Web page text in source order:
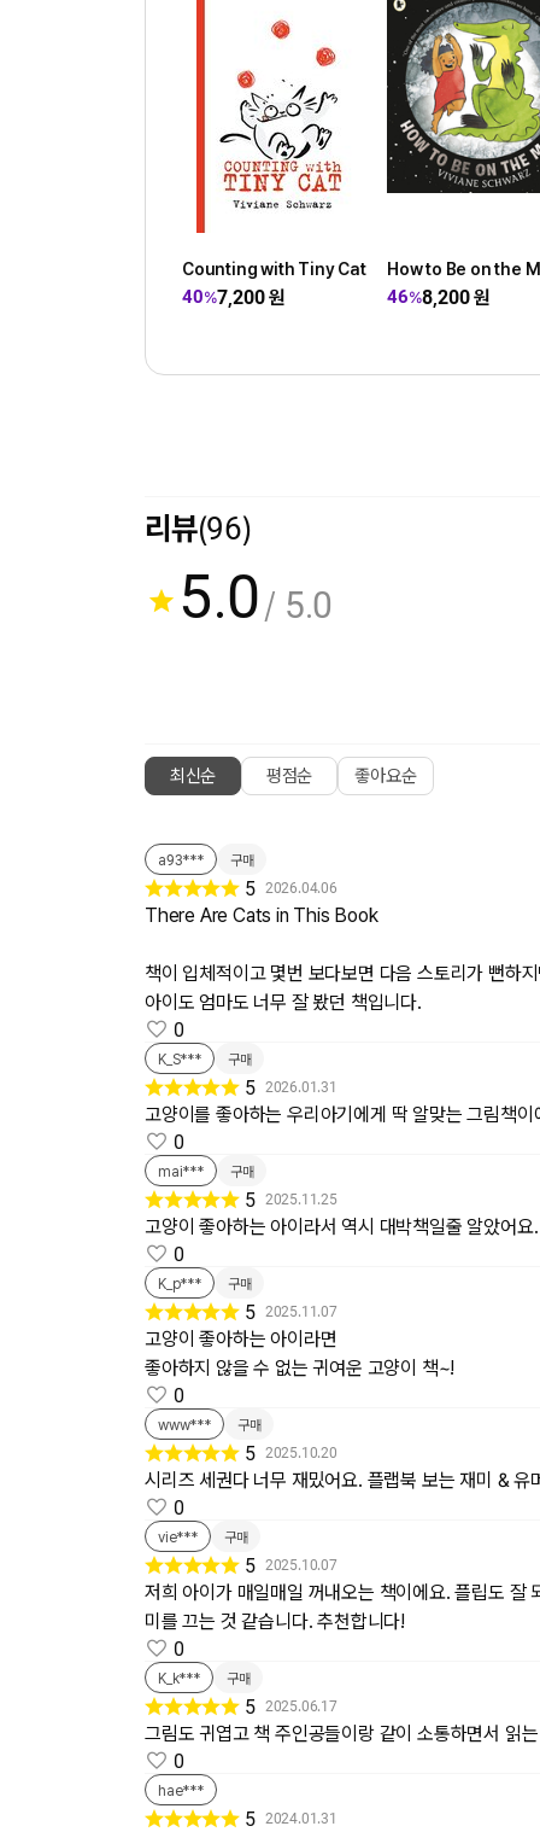
Counting with Tiny Cat
40%7,200원
How to Be on the
46%8,200원
리뷰(96)
5.0/ 5.0
최신순 평점순 좋아요순
a93*** 구매
5 2026.04.06
There Are Cats in This Book
책이 입체적이고 몇번 보다보면 다음 스토리가 뻔하
아이도 엄마도 너무 잘 봤던 책입니다.
0
K_S*** 구매
5 2026.01.31
고양이를 좋아하는 우리아기에게 딱 알맞는 그림책이
0
mai*** 구매
5 2025.11.25
고양이 좋아하는 아이라서 역시 대박책일줄 알았어
0
K_p*** 구매
5 2025.11.07
고양이 좋아하는 아이라면
좋아하지 않을 수 없는 귀여운 고양이 책~!
0
www*** 구매
5 2025.10.20
시리즈 세권다 너무 재밌어요. 플랩북 보는 재미 & 유
0
vie*** 구매
5 2025.10.07
저희 아이가 매일매일 꺼내오는 책이에요. 플립도 잘
미를 끄는 것 같습니다. 추천합니다!
0
K_k*** 구매
5 2025.06.17
그림도 귀엽고 책 주인공들이랑 같이 소통하면서 읽
0
hae***
5 2024.01.31